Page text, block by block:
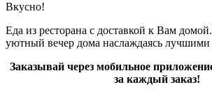
Вкусно!
Еда из ресторана с доставкой к Вам
уютный вечер дома наслаждаясь
Заказывай через мобильное
за каждый заказ!